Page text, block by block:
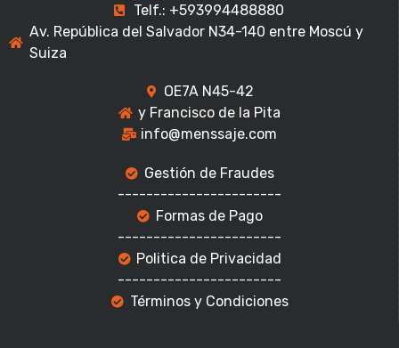
Telf.: +593994488880
Av. República del Salvador N34-140 entre Moscú y
Suiza
OE7A N45-42
y Francisco de la Pita
info@menssaje.com
Gestión de Fraudes
-----------------------
Formas de Pago
-----------------------
Politica de Privacidad
-----------------------
Términos y Condiciones